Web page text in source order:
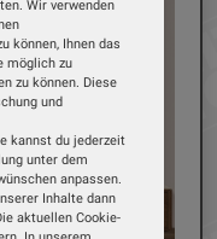
Wir verwenden
können, Ihnen das
möglich zu
zu können. Diese
und
kannst du jederzeit
unter dem
anpassen.
Inhalte dann
aktuellen Cookie-